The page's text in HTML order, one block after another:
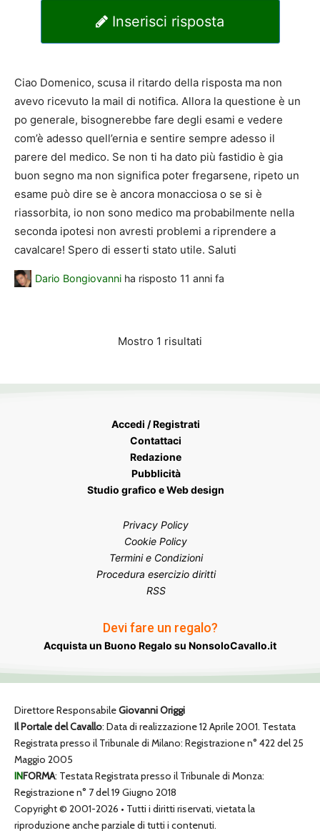
Inserisci risposta
Ciao Domenico, scusa il ritardo della risposta ma non
avevo ricevuto la mail di notifica. Allora la questione è un
po generale, bisognerebbe fare degli esami e vedere
com’è adesso quell’ernia e sentire sempre adesso il
parere del medico. Se non ti ha dato più fastidio è gia
buon segno ma non significa poter fregarsene, ripeto un
esame può dire se è ancora monacciosa o se si è
riassorbita, io non sono medico ma probabilmente nella
seconda ipotesi non avresti problemi a riprendere a
cavalcare! Spero di esserti stato utile. Saluti
Dario Bongiovanni ha risposto 11 anni fa
Mostro 1 risultati
Accedi / Registrati
Contattaci
Redazione
Pubblicità
Studio grafico e Web design
Privacy Policy
Cookie Policy
Termini e Condizioni
Procedura esercizio diritti
RSS
Devi fare un regalo?
Acquista un Buono Regalo su NonsoloCavallo.it
Direttore ResponsabileGiovanni Origgi
Il Portale del Cavallo: Data di realizzazione 12 Aprile 2001. Testata
Registrata presso il Tribunale di Milano: Registrazione n° 422 del 25
Maggio 2005
INFORMA: Testata Registrata presso il Tribunale di Monza:
Registrazione n° 7 del 19 Giugno 2018
Copyright © 2001-2026 • Tutti i diritti riservati, vietata la
riproduzione anche parziale di tutti i contenuti.